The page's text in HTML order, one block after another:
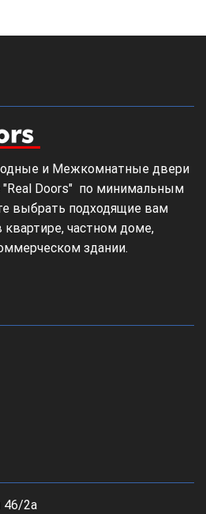
и Межкомнатные двери
"Real Doors" по минимальным
выбрать подходящие вам
квартире, частном доме,
здании.
46/2а